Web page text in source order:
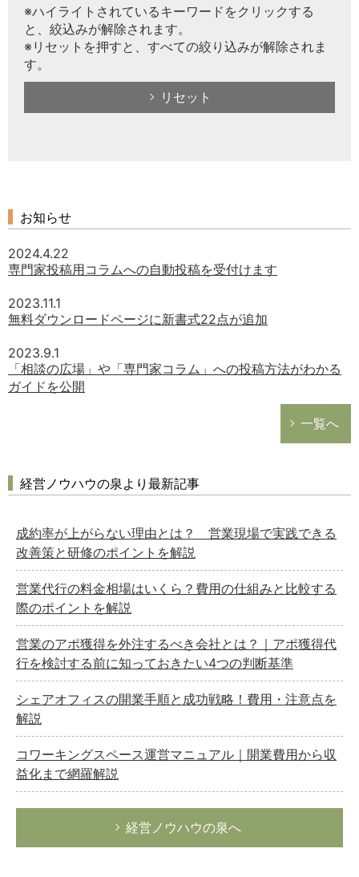
※ハイライトされているキーワードをクリックする
と、絞込みが解除されます。
※リセットを押すと、すべての絞り込みが解除されま
す。
リセット
お知らせ
2024.4.22
専門家投稿用コラムへの自動投稿を受付けます
2023.11.1
無料ダウンロードページに新書式22点が追加
2023.9.1
「相談の広場」や「専門家コラム」への投稿方法がわかる
ガイドを公開
一覧へ
経営ノウハウの泉より最新記事
成約率が上がらない理由とは？ 営業現場で実践できる
改善策と研修のポイントを解説
営業代行の料金相場はいくら？費用の仕組みと比較する
際のポイントを解説
営業のアポ獲得を外注するべき会社とは？｜アポ獲得代
行を検討する前に知っておきたい4つの判断基準
シェアオフィスの開業手順と成功戦略！費用・注意点を
解説
コワーキングスペース運営マニュアル｜開業費用から収
益化まで網羅解説
経営ノウハウの泉へ